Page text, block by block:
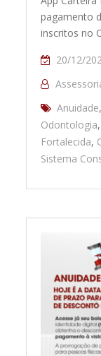
pagamento
inscritos no
20/12/
Anuidade,
Odontologia,
Fortalecida,
Sistema